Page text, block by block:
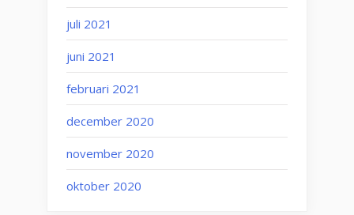
juli 2021
juni 2021
februari 2021
december 2020
november 2020
oktober 2020